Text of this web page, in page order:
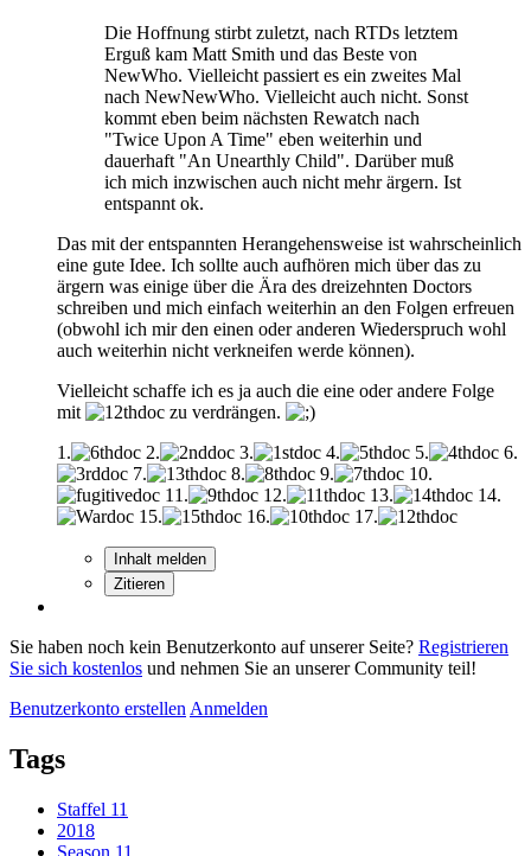
Die Hoffnung stirbt zuletzt, nach RTDs letztem
Erguß kam Matt Smith und das Beste von
NewWho. Vielleicht passiert es ein zweites Mal
nach NewNewWho. Vielleicht auch nicht. Sonst
kommt eben beim nächsten Rewatch nach
"Twice Upon A Time" eben weiterhin und
dauerhaft "An Unearthly Child". Darüber muß
ich mich inzwischen auch nicht mehr ärgern. Ist
entspannt ok.
Das mit der entspannten Herangehensweise ist wahrscheinlich
eine gute Idee. Ich sollte auch aufhören mich über das zu
ärgern was einige über die Ära des dreizehnten Doctors
schreiben und mich einfach weiterhin an den Folgen erfreuen
(obwohl ich mir den einen oder anderen Wiederspruch wohl
auch weiterhin nicht verkneifen werde können).
Vielleicht schaffe ich es ja auch die eine oder andere Folge
mit
zu verdrängen.
1.
2. 3. 4. 5.
6.
7.
8. 9.
10.
11.
12. 13.
14.
15.
16. 17.
Inhalt melden
Zitieren
Sie haben noch kein Benutzerkonto auf unserer Seite? Registrieren
Sie sich kostenlos und nehmen Sie an unserer Community teil!
Benutzerkonto erstellen Anmelden
Tags
Staffel 11
2018
Season 11